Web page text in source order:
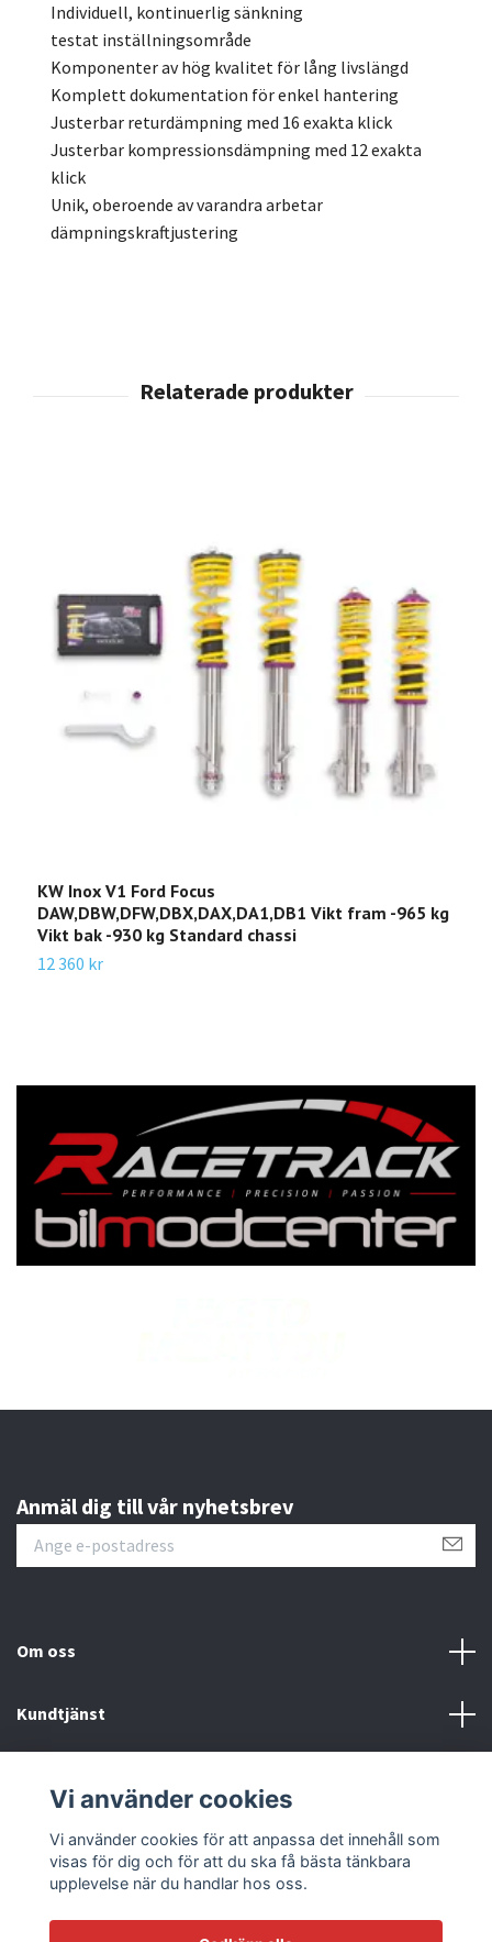
Individuell, kontinuerlig sänkning
testat inställningsområde
Komponenter av hög kvalitet för lång livslängd
Komplett dokumentation för enkel hantering
Justerbar returdämpning med 16 exakta klick
Justerbar kompressionsdämpning med 12 exakta
klick
Unik, oberoende av varandra arbetar
dämpningskraftjustering
KW Inox V1 Ford Focus
DAW,DBW,DFW,DBX,DAX,DA1,DB1 Vikt fram -965 kg
Vikt bak -930 kg Standard chassi
12 360 kr
Anmäl dig till vår nyhetsbrev
Om oss
Kundtjänst
Sociala medier
Vi använder cookies
Vi använder cookies för att anpassa det innehåll som
visas för dig och för att du ska få bästa tänkbara
upplevelse när du handlar hos oss.